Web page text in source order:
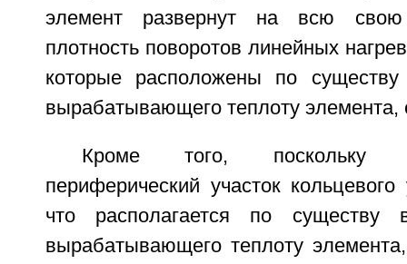
элемент развернут на всю свою
плотность поворотов линейных
которые расположены по
вырабатывающего теплоту элемента,
Кроме того, поскольку
периферический участок
что располагается по существу
вырабатывающего теплоту